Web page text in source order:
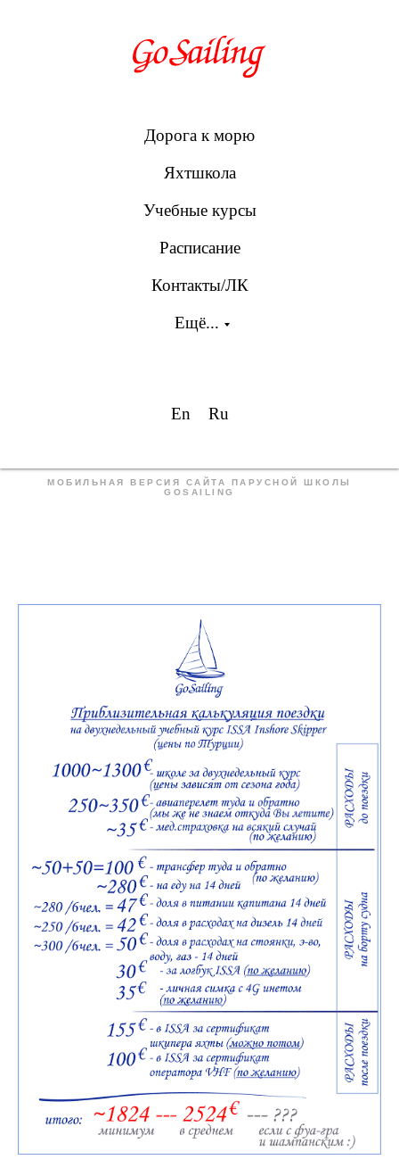
Дорога к морю
Яхтшкола
Учебные курсы
Расписание
Контакты/ЛК
Ещё...
En Ru
МОБИЛЬНАЯ ВЕРСИЯ САЙТА ПАРУСНОЙ ШКОЛЫ
GOSAILING